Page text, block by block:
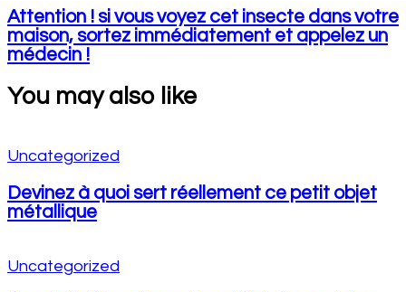
Attention ! si vous voyez cet insecte dans votre
maison, sortez immédiatement et appelez un
médecin !
You may also like
Uncategorized
Devinez à quoi sert réellement ce petit objet
métallique
Uncategorized